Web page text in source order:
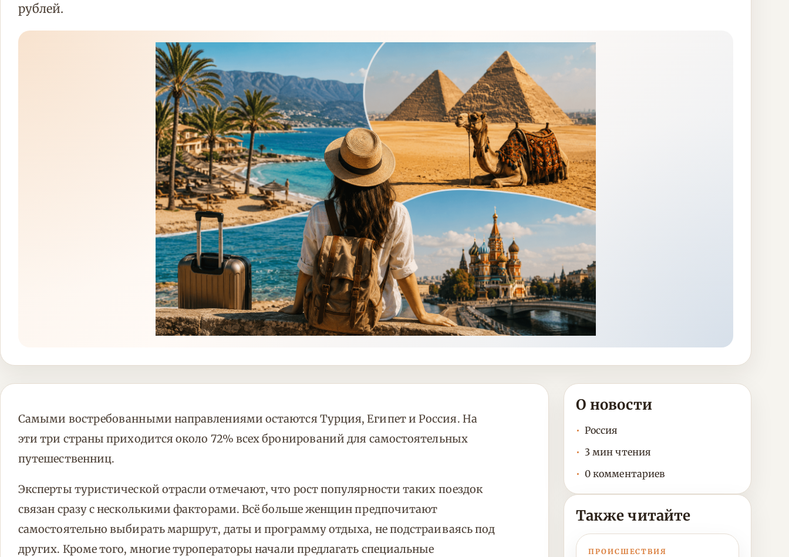
рублей.
Самыми востребованными направлениями остаются Турция, Египет и Россия. На
эти три страны приходится около 72% всех бронирований для самостоятельных
путешественниц.
Эксперты туристической отрасли отмечают, что рост популярности таких поездок
связан сразу с несколькими факторами. Всё больше женщин предпочитают
самостоятельно выбирать маршрут, даты и программу отдыха, не подстраиваясь под
других. Кроме того, многие туроператоры начали предлагать специальные
О новости
Россия
3 мин чтения
0 комментариев
Также читайте
ПРОИСШЕСТВИЯ